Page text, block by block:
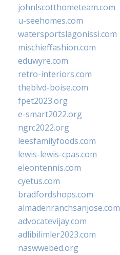
johnlscotthometeam.com
u-seehomes.com
watersportslagonissi.com
mischieffashion.com
eduwyre.com
retro-interiors.com
theblvd-boise.com
fpet2023.org
e-smart2022.org
ngrc2022.org
leesfamilyfoods.com
lewis-lewis-cpas.com
eleontennis.com
cyetus.com
bradfordshops.com
almadenranchsanjose.com
advocatevijay.com
adlibilimler2023.com
naswwebed.org